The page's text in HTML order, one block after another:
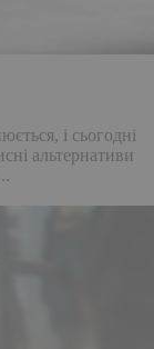
і сьогодні
альтернативи